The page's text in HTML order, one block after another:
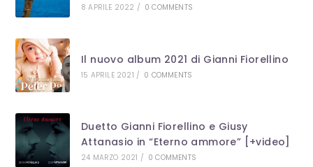
8 APRILE 2022 / 0 COMMENTS
Il nuovo album 2021 di Gianni Fiorellino
15 APRILE 2021 / 0 COMMENTS
Duetto Gianni Fiorellino e Giusy
Attanasio in “Eterno ammore” [+video]
24 MARZO 2021 / 0 COMMENTS